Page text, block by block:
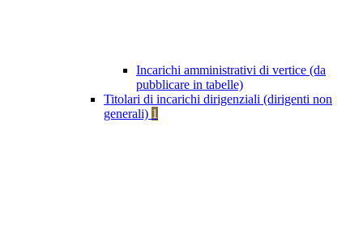
Incarichi amministrativi di vertice (da
pubblicare in tabelle)
Titolari di incarichi dirigenziali (dirigenti non
generali) 1